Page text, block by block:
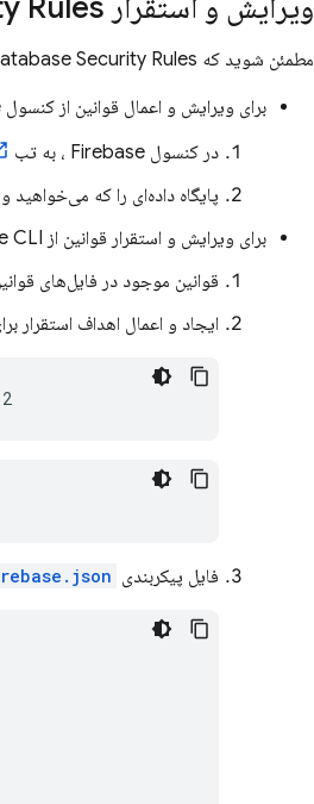
مطمئن شوید که Security Rules
برای ویرایش و اعمال قوانین از کنسول
در کنسول Firebase ، به تب
پایگاه داده‌ای را که
برای ویرایش و استقرار قوانین از CLI، این مراحل را دنبال کنید:
قوانین موجود در فایل‌های
ایجاد و اعمال اهداف استقرار
فایل پیکربندی